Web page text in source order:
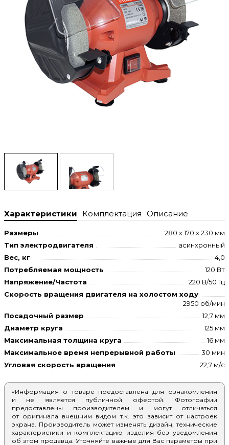
Характеристики Комплектация Описание
Размеры
280 x 170 x 230 мм
Тип электродвигателя
асинхронный
Вес, кг
4,0
Потребляемая мощность
120 Вт
Напряжение/Частота
220 В/50 Гц
Скорость вращения двигателя на холостом ходу
2950 об/мин
Посадочный размер
12,7 мм
Диаметр круга
125 мм
Максимальная толщина круга
16 мм
Максимальное время непрерывной работы
30 мин
Угловая скорость вращения
22,7 м/с
«Информация о товаре предоставлена для ознакомления
и не является публичной офертой. Фотографии
предоставлены производителем и могут отличаться
от оригинала внешним видом т.к. это зависит от настроек
экрана. Производитель может изменять дизайн, технические
характеристики и комплектацию изделия без уведомления
об этом продавца. Уточняйте важные для Вас параметры при